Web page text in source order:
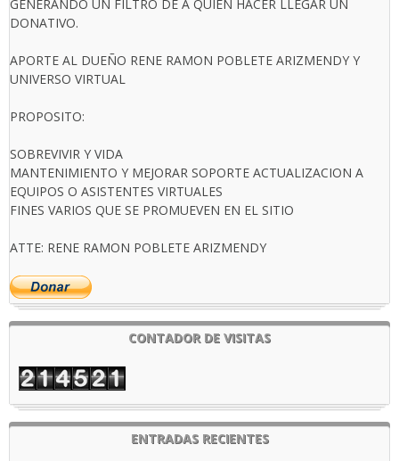
GENERANDO UN FILTRO DE A QUIEN HACER LLEGAR UN
DONATIVO.
APORTE AL DUEÑO RENE RAMON POBLETE ARIZMENDY Y
UNIVERSO VIRTUAL
PROPOSITO:
SOBREVIVIR Y VIDA
MANTENIMIENTO Y MEJORAR SOPORTE ACTUALIZACION A
EQUIPOS O ASISTENTES VIRTUALES
FINES VARIOS QUE SE PROMUEVEN EN EL SITIO
ATTE: RENE RAMON POBLETE ARIZMENDY
CONTADOR DE VISITAS
ENTRADAS RECIENTES